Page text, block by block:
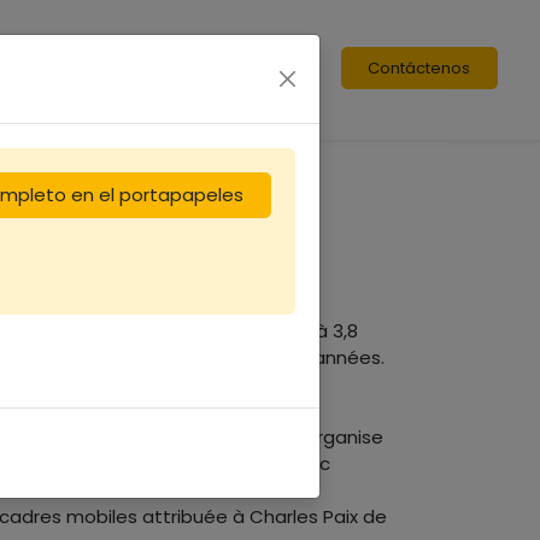
Contáctenos
de vie primitive apparaissent à 3,8
l'ère tertiaire, il y a 65 millions d'années.
Si l'on considère que l'homme organise
ne commence réellement qu'avec
mobiles attribuée à Charles Paix de
en el portapapeles